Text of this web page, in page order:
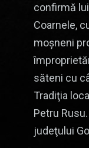
confirmă
Coarnele,
moşneni
săteni cu
Tradiţia
Petru
judeţului